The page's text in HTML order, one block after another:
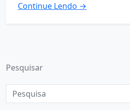
Continue Lendo →
Pesquisar